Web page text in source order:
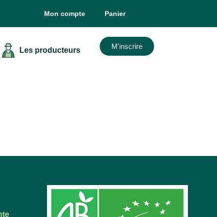
Mon compte Panier
Les producteurs M'inscrire